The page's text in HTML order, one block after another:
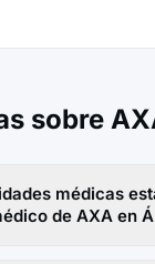
sobre
médicas
de AXA en